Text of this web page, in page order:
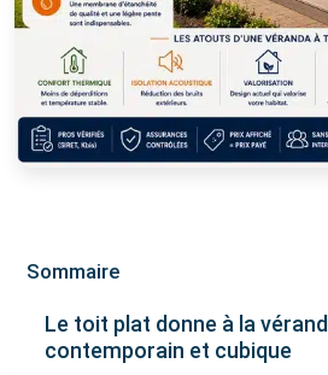
Sommaire
Le toit plat donne à la
contemporain et cubique